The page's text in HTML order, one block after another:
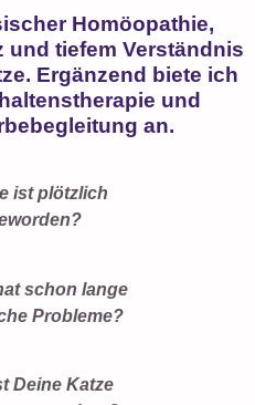
Homöopathie,
und tiefem Verständnis
Ergänzend biete ich
und
an.
ist plötzlich
schon lange
Probleme?
Deine Katze